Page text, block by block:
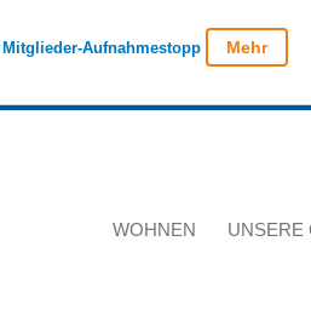
Aufnahmestopp Mehr
WOHNEN UNSERE